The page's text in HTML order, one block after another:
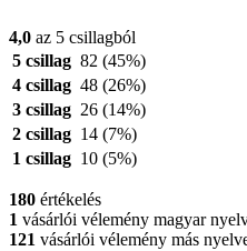
4,0 az 5 csillagból
5 csillag 82 (45%)
4 csillag 48 (26%)
3 csillag 26 (14%)
2 csillag 14 (7%)
1 csillag 10 (5%)
180 értékelés
1 vásárlói vélemény magyar
121 vásárlói vélemény más